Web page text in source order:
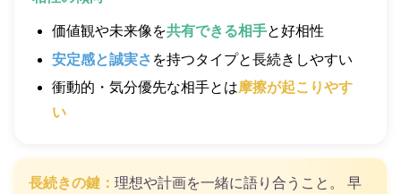
価値観や未来像を共有できる相手と好相性
安定感と誠実さ を持つタイプと長続きしやすい
衝動的・気分優先な相手とは摩擦が起こりやす
い
長続きの鍵： 理想や計画を一緒に語り合うこと。 早